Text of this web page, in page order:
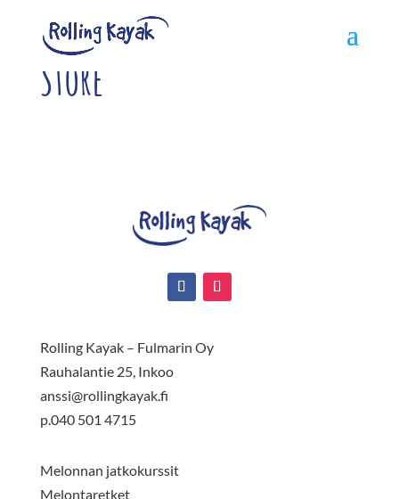
Store
Rolling Kayak – Fulmarin Oy
Rauhalantie 25, Inkoo
anssi@rollingkayak.fi
p.040 501 4715
Melonnan jatkokurssit
Melontaretket